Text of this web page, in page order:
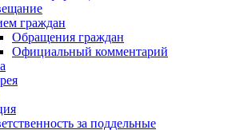
граждан
Обращения граждан
Официальный комментарий
за поддельные